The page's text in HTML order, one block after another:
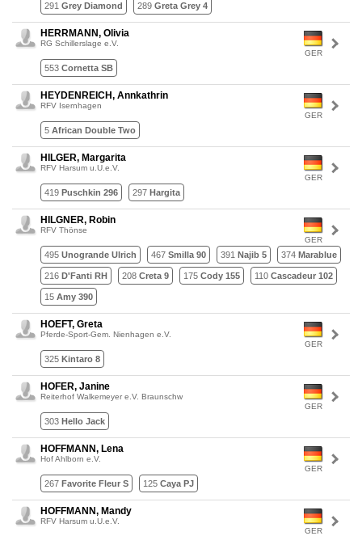
291 Grey Diamond 289 Greta Grey 4
GER
HERRMANN, Olivia
RG Schillerslage e.V.
553 Cornetta SB
GER
HEYDENREICH, Annkathrin
RFV Isernhagen
5 African Double Two
GER
HILGER, Margarita
RFV Harsum u.U.e.V.
419 Puschkin 296 297 Hargita
GER
HILGNER, Robin
RFV Thönse
495 Unogrande Ulrich 467 Smilla 90 391 Najib 5 374 Marablue
216 D'Fanti RH 208 Creta 9 175 Cody 155 110 Cascadeur 102
15 Amy 390
GER
HOEFT, Greta
Pferde-Sport-Gem. Nienhagen e.V.
325 Kintaro 8
GER
HOFER, Janine
Reiterhof Walkemeyer e.V. Braunschw
303 Hello Jack
GER
HOFFMANN, Lena
Hof Ahlborn e.V.
267 Favorite Fleur S 125 Caya PJ
GER
HOFFMANN, Mandy
RFV Harsum u.U.e.V.